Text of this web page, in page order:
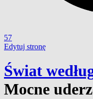
57
Edytuj stronę
Świat
Mocne